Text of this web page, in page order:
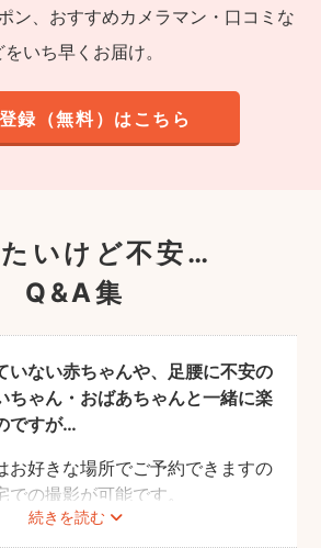
ン、おすすめカメラマン・口コミな
をいち早くお届け。
録（無料）はこちら
いけど不安…
Q&A集
いない赤ちゃんや、足腰に不安の
ちゃん・おばあちゃんと一緒に楽
ですが…
続きを読む
お好きな場所でご予約できますの
での撮影が可能です。
さんが撮りやすい場所をご指定い